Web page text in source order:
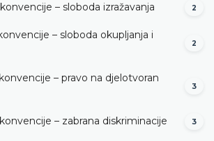
– sloboda izražavanja 2
– sloboda okupljanja i
2
– pravo na djelotvoran
3
– zabrana diskriminacije 3